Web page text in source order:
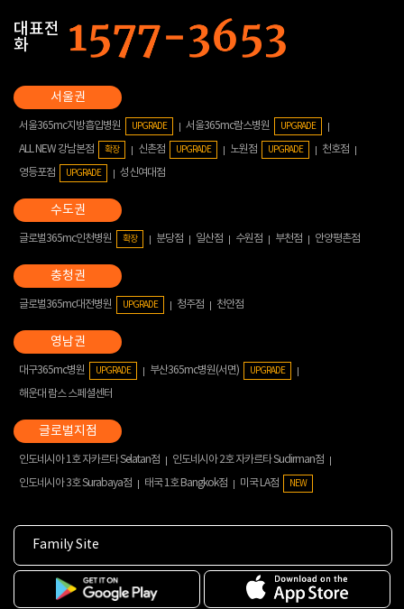
대표전
화
서울365mc지방흡입병원 UPGRADE 서울365mc람스병원 UPGRADE
ALL NEW 강남본점 확장 신촌점 UPGRADE 노원점 UPGRADE
천호점
영등포점
UPGRADE 성신여대점
글로벌365mc인천병원 확장 분당점 일산점 수원점 부천점 안양평촌점
글로벌365mc대전병원 UPGRADE 청주점 천안점
대구365mc병원 UPGRADE 부산365mc병원(서면) UPGRADE
해운대 람스 스페셜센터
인도네시아 1호 자카르타 Selatan점
인도네시아 2호 자카르타 Sudirman점
인도네시아 3호 Surabaya점
태국 1호 Bangkok점 미국 LA점 NEW
Family Site